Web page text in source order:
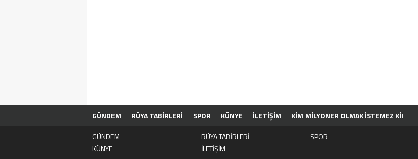
GÜNDEM RÜYA TABİRLERİ SPOR KÜNYE İLETİŞİM
KIM MILYONER OLMAK İSTEMEZ KI!
GÜNDEM
RÜYA TABİRLERİ
SPOR
KÜNYE
İLETİŞİM